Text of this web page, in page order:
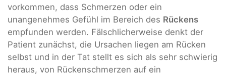
vorkommen, dass Schmerzen oder ein
unangenehmes Gefühl im Bereich des Rückens
empfunden werden. Fälschlicherweise denkt der
Patient zunächst, die Ursachen liegen am Rücken
selbst und in der Tat stellt es sich als sehr schwierig
heraus, von Rückenschmerzen auf ein